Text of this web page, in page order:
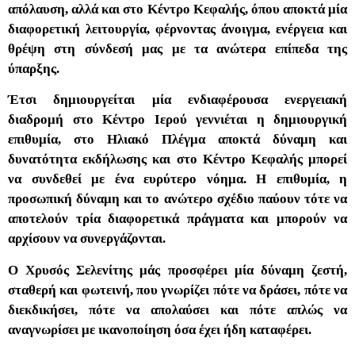
απόλαυση, αλλά και στο Κέντρο Κεφαλής, όπου αποκτά μία
διαφορετική λειτουργία, φέρνοντας άνοιγμα, ενέργεια και
θρέψη στη σύνδεσή μας με τα ανώτερα επίπεδα της
ύπαρξης.
Έτσι δημιουργείται μία ενδιαφέρουσα ενεργειακή
διαδρομή στο Κέντρο Ιερού γεννιέται η δημιουργική
επιθυμία, στο Ηλιακό Πλέγμα αποκτά δύναμη και
δυνατότητα εκδήλωσης και στο Κέντρο Κεφαλής μπορεί
να συνδεθεί με ένα ευρύτερο νόημα. Η επιθυμία, η
προσωπική δύναμη και το ανώτερο σχέδιο παύουν τότε να
αποτελούν τρία διαφορετικά πράγματα και μπορούν να
αρχίσουν να συνεργάζονται.
Ο Χρυσός Σελενίτης μάς προσφέρει μία δύναμη ζεστή,
σταθερή και φωτεινή, που γνωρίζει πότε να δράσει, πότε να
διεκδικήσει, πότε να απολαύσει και πότε απλώς να
αναγνωρίσει με ικανοποίηση όσα έχει ήδη καταφέρει.